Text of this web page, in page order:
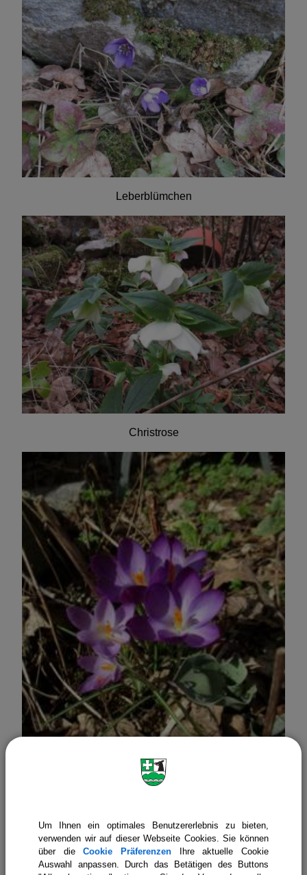
Leberblümchen
Christrose
Krokus
Um Ihnen ein optimales Benutzererlebnis zu bieten,
verwenden wir auf dieser Webseite Cookies. Sie können
über dieCookie Präferenzen Ihre aktuelle Cookie
Auswahl anpassen. Durch das Betätigen des Buttons